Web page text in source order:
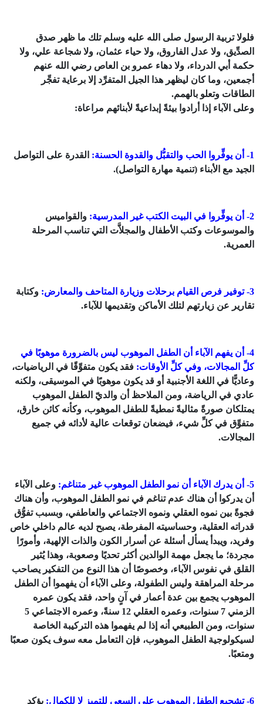
فلولا تربية الرسول صلى الله عليه وسلم تلك ما ظهر صدق
الصدِّيق، ولا عدل الفاروق، ولا حياء عثمان، ولا شجاعة علي، ولا
حكمة أبي الدرداء، ولا دهاء عمرو بن العاص رضي الله عنهم
أجمعين، وما كان ليظهر هذا الجيل المتفرِّد إلا برعاية تفجِّر
الطاقات وتعلو بالهمم.
وعلى الآباء إذا أرادوا بيئةً إبداعيةً لأبنائهم مراعاة:
1- أن يوفِّروا الحب والتقبُّل والقدوة الحسنة:
القدرة على التواصل
الجيد مع الأبناء (تنمية مهارة التواصل).
2- أن يوفِّروا في البيت الكتب غير المدرسية:
والقواميس
والموسوعات وكتب الأطفال والمجلاَّت التي تناسب المرحلة
العمرية.
3- توفير فرص القيام برحلات وزيارة المتاحف والمعارض:
وكتابة
تقارير عن زيارتهم لتلك الأماكن وتقديمها للآباء.
4- أن يفهم الآباء أن الطفل الموهوب ليس بالضرورة موهوبًا في
كلِّ المجالات، وفي كلِّ الأوقات: فقد يكون متفوِّقًا في الرياضيات،
وعاديًّا في اللغة الأجنبية أو قد يكون موهوبًا في الموسيقى، ولكنه
عادي في الرياضة، ومن الملاحظ أن والديّ الطفل الموهوب
يمتلكان صورةً مثاليةً نمطيةً للطفل الموهوب، وكأنه كائن خارق،
متفوِّق في كلِّ شيء، فيضعان توقعات عالية لأدائه في جميع
المجالات.
5- أن يدرك الآباء أن نمو الطفل الموهوب غير متناغم:
وعلى الآباء
أن يدركوا أن هناك عدم تناغم في نمو الطفل الموهوب، وأن هناك
فجوةً بين نموه العقلي ونموه الاجتماعي والعاطفي، وبسبب تفوُّق
قدراته العقلية، وحساسيته المفرطة، يصبح لديه عالم داخلي خاص
وفريد، ويبدأ يسأل أسئلة عن أسرار الكون والذات الإلهية، وأمورًا
مجردة؛ ما يجعل مهمة الوالدين أكثر تحديًا وصعوبة، وهذا يُثير
القلق في نفوس الآباء، وخصوصًا أن هذا النوع من التفكير يصاحب
مرحلة المراهقة وليس الطفولة، وعلى الآباء أن يفهموا أن الطفل
الموهوب يجمع بين عدة أعمار في آنٍ واحد، فقد يكون عمره
الزمني 7 سنوات، وعمره العقلي 12 سنةً، وعمره الاجتماعي 5
سنوات، ومن الطبيعي أنه إذا لم يفهموا هذه التركيبة الخاصة
لسيكولوجية الطفل الموهوب، فإن التعامل معه سوف يكون صعبًا
ومتعبًا.
6- تشجيع الطفل الموهوب على السعي للتميز لا للكمال: يؤكد